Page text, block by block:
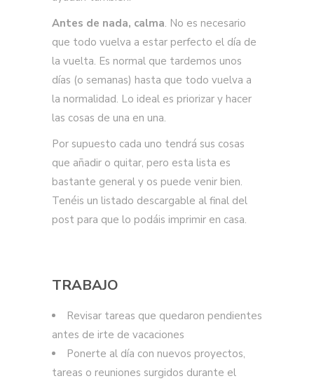
Antes de nada, calma. No es necesario
que todo vuelva a estar perfecto el día de
la vuelta. Es normal que tardemos unos
días (o semanas) hasta que todo vuelva a
la normalidad. Lo ideal es priorizar y hacer
las cosas de una en una.
Por supuesto cada uno tendrá sus cosas
que añadir o quitar, pero esta lista es
bastante general y os puede venir bien.
Tenéis un listado descargable al final del
post para que lo podáis imprimir en casa.
TRABAJO
Revisar tareas que quedaron pendientes
antes de irte de vacaciones
Ponerte al día con nuevos proyectos,
tareas o reuniones surgidos durante el